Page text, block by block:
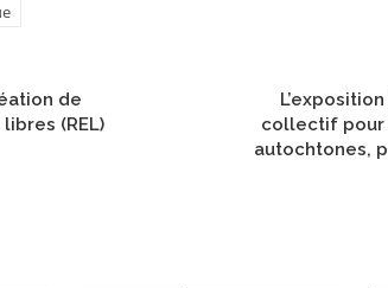
de
(REL)
collectif pour
autochtones,